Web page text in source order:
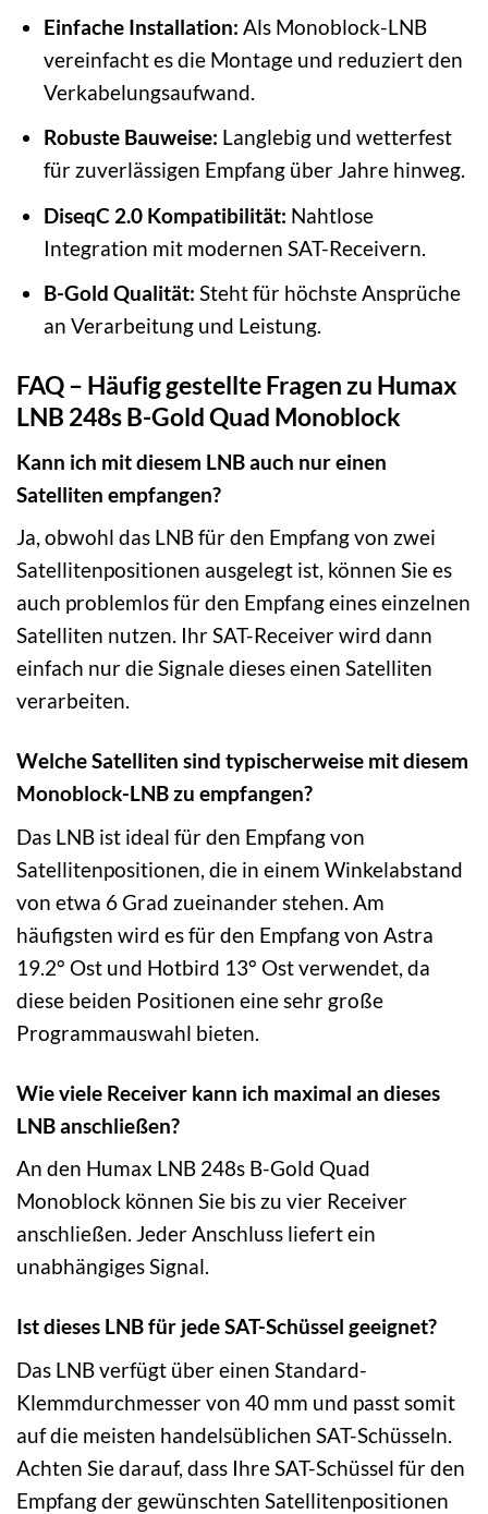
Einfache Installation: Als Monoblock-LNB
vereinfacht es die Montage und reduziert den
Verkabelungsaufwand.
Robuste Bauweise: Langlebig und wetterfest
für zuverlässigen Empfang über Jahre hinweg.
DiseqC 2.0 Kompatibilität: Nahtlose
Integration mit modernen SAT-Receivern.
B-Gold Qualität: Steht für höchste Ansprüche
an Verarbeitung und Leistung.
FAQ – Häufig gestellte Fragen zu Humax
LNB 248s B-Gold Quad Monoblock
Kann ich mit diesem LNB auch nur einen
Satelliten empfangen?
Ja, obwohl das LNB für den Empfang von zwei
Satellitenpositionen ausgelegt ist, können Sie es
auch problemlos für den Empfang eines einzelnen
Satelliten nutzen. Ihr SAT-Receiver wird dann
einfach nur die Signale dieses einen Satelliten
verarbeiten.
Welche Satelliten sind typischerweise mit diesem
Monoblock-LNB zu empfangen?
Das LNB ist ideal für den Empfang von
Satellitenpositionen, die in einem Winkelabstand
von etwa 6 Grad zueinander stehen. Am
häufigsten wird es für den Empfang von Astra
19.2° Ost und Hotbird 13° Ost verwendet, da
diese beiden Positionen eine sehr große
Programmauswahl bieten.
Wie viele Receiver kann ich maximal an dieses
LNB anschließen?
An den Humax LNB 248s B-Gold Quad
Monoblock können Sie bis zu vier Receiver
anschließen. Jeder Anschluss liefert ein
unabhängiges Signal.
Ist dieses LNB für jede SAT-Schüssel geeignet?
Das LNB verfügt über einen Standard-
Klemmdurchmesser von 40 mm und passt somit
auf die meisten handelsüblichen SAT-Schüsseln.
Achten Sie darauf, dass Ihre SAT-Schüssel für den
Empfang der gewünschten Satellitenpositionen